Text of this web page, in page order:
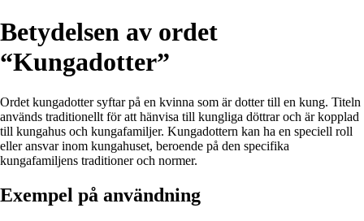
Betydelsen av ordet
“Kungadotter”
Ordet kungadotter syftar på en kvinna som är dotter till en kung. Titeln
används traditionellt för att hänvisa till kungliga döttrar och är kopplad
till kungahus och kungafamiljer. Kungadottern kan ha en speciell roll
eller ansvar inom kungahuset, beroende på den specifika
kungafamiljens traditioner och normer.
Exempel på användning